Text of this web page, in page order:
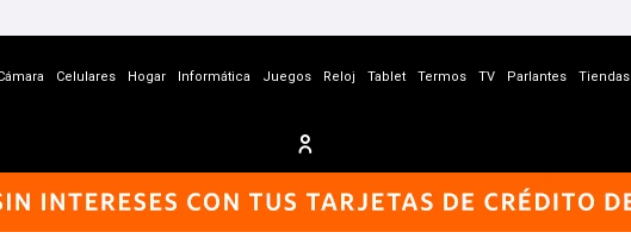
Celulares Hogar Informática Juegos Reloj Tablet Termos TV Parlantes Tiendas